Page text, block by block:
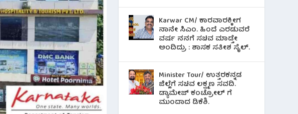
Karwar CM/ ಕಾರವಾರಕ್ಕೀಗ
ನಾನೇ ಸಿಎಂ. ಹಿಂದೆ ಎರಡುವರೆ
ವರ್ಷ ನನಗೆ ಸಚಿವ ಮಾಡ್ತೇ
ಅಂದಿದ್ರು : ಶಾಸಕ ಸತೀಶ ಸೈಲ್.
Minister Tour/ ಉತ್ತರಕನ್ನಡ
ಜಿಲ್ಲೆಗೆ ಸಚಿವ ಲಕ್ಷ್ಮಣ ಸವದಿ.
ಡ್ಯಾಮೇಜ್ ಕಂಟ್ರೋಲ್ ಗೆ
ಮುಂದಾದ ಡಿಕೆಶಿ.